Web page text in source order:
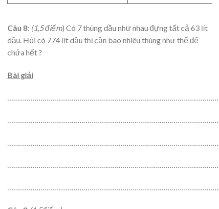
Câu 8: (1,5 điểm) Có 7 thùng dầu như nhau đựng tất cả 63 lít
dầu. Hỏi có 774 lít dầu thì cần bao nhiêu thùng như thế để
chứa hết ?
Bài giải